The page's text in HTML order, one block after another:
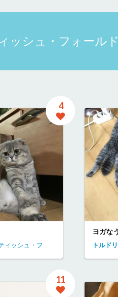
ッシュ・フォール
4
ッシュ・フォールド 神奈川県 逗子市
ヨガなう
トルドリ
11